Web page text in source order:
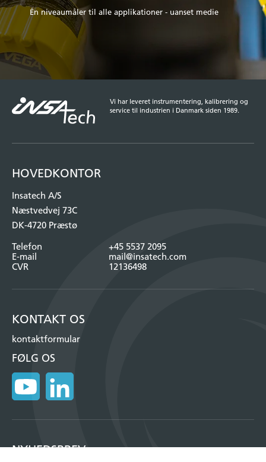
Én niveaumåler til alle applikationer - uanset medie
Vi har leveret instrumentering, kalibrering og
service til industrien i Danmark siden 1989.
HOVEDKONTOR
Insatech A/S
Næstvedvej 73C
DK-4720 Præstø
Telefon
+45 5537 2095
E-mail
mail@insatech.com
CVR
12136498
KONTAKT OS
kontaktformular
FØLG OS
NYHEDSBREV